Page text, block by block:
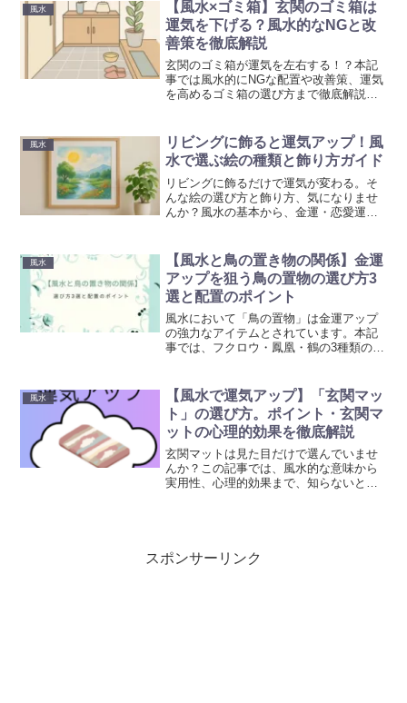
す。ぜひ参考にしていただければ幸いで
す。
風水
【風水×ゴミ箱】玄関のゴミ箱は
運気を下げる？風水的なNGと改
善策を徹底解説
玄関のゴミ箱が運気を左右する！？本記
事では風水的にNGな配置や改善策、運気
を高めるゴミ箱の選び方まで徹底解説し
参考にして頂ければ幸いです。
風水
リビングに飾ると運気アップ！風
水で選ぶ絵の種類と飾り方ガイド
リビングに飾るだけで運気が変わる。そ
んな絵の選び方と飾り方、気になりませ
んか？風水の基本から、金運・恋愛運・
にして頂ければ幸いです。
風水
【風水と鳥の置き物の関係】金運
アップを狙う鳥の置物の選び方3
選と配置のポイント
風水において「鳥の置物」は金運アップ
の強力なアイテムとされています。本記
事では、フクロウ・鳳凰・鶴の3種類の鳥
グ・オフィスなど運気を最大限に引き出
す配置のポイントも紹介します。ぜひ参
考にして頂ければ幸いです。
風水
【風水で運気アップ】「玄関マッ
ト」の選び方。ポイント・玄関マ
ットの心理的効果を徹底解説
玄関マットは見た目だけで選んでいませ
んか？この記事では、風水的な意味から
実用性、心理的効果まで、知らないと損
スポンサーリンク